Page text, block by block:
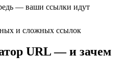
— ваши ссылки идут
и сложных ссылок
URL — и зачем